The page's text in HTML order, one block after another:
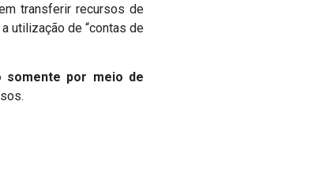
transferir recursos de
utilização de “contas de
somente por meio de